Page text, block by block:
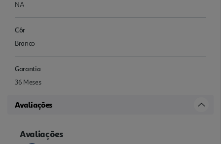
NA
Côr
Branco
Garantia
36 Meses
Avaliações